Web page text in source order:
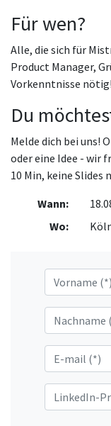
Für wen?
Alle, die sich für
Product Manager,
Vorkenntnisse nötig!
Du
Melde dich bei uns!
oder eine Idee - wir
10 Min, keine Slides
Wann:
Wo: